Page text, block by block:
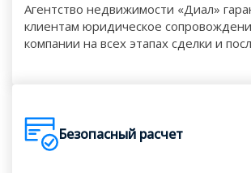
Агентство недвижимости «Диал»
клиентам юридическое
компании на всех этапах сделки и
Безопасный расчет